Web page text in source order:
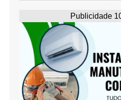
Publicidade